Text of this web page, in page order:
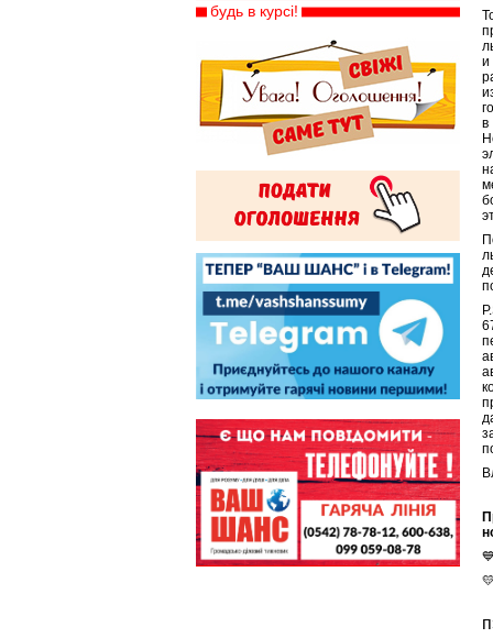
и
в
💙
💛
будь в курсі!